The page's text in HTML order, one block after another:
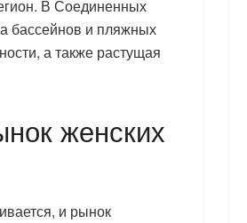
В Соединенных
бассейнов и пляжных
а также растущая
женских
и рынок